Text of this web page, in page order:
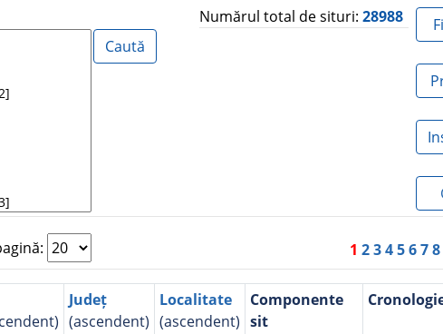
Numărul total de situri: 28988
12345678
Județ
(ascendent)
Localitate
(ascendent)
Componente
sit